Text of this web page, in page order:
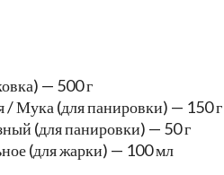
— 500 г
Мука (для панировки) — 150 г
(для панировки) — 50 г
(для жарки) — 100 мл